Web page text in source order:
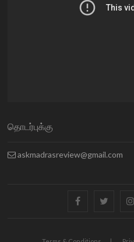
தொடர்புக்கு
askmadrasreview@gmail.com
facebook twitter